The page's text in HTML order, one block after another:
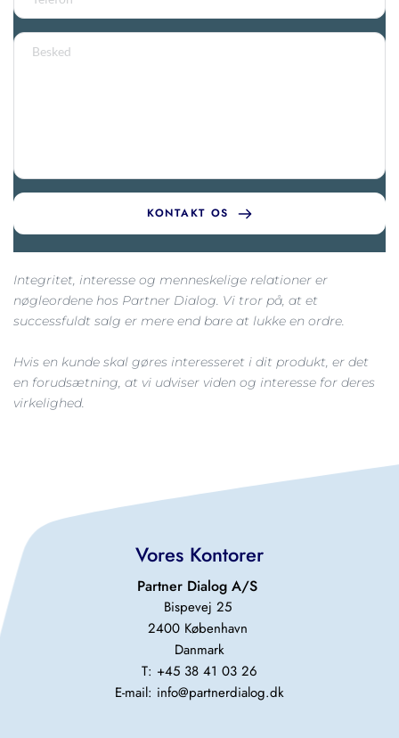
KONTAKT OS
Integritet, interesse og menneskelige relationer er
nøgleordene hos Partner Dialog. Vi tror på, at et
successfuldt salg er mere end bare at lukke en ordre.
Hvis en kunde skal gøres interesseret i dit produkt, er det
en forudsætning, at vi udviser viden og interesse for deres
virkelighed.
Vores Kontorer
Partner Dialog A/S
Bispevej 25
2400 København
Danmark
T: +45 38 41 03 26
E-mail: info@partnerdialog.dk